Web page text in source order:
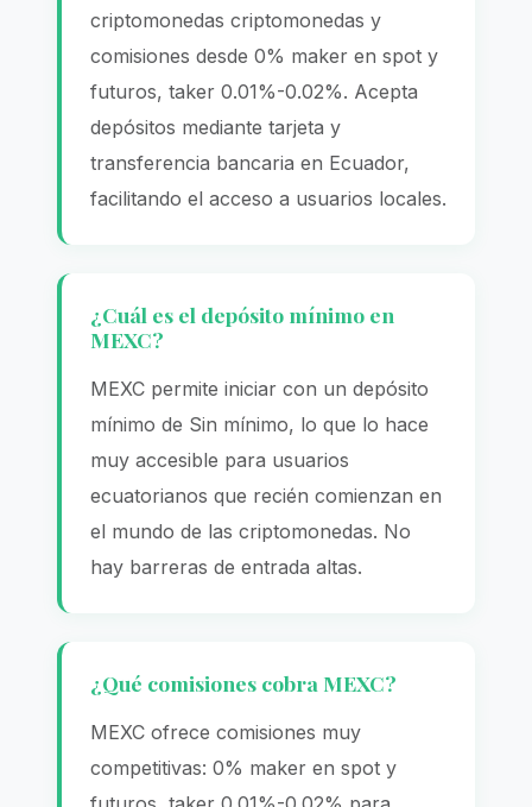
criptomonedas criptomonedas y
comisiones desde 0% maker en spot y
futuros, taker 0.01%-0.02%. Acepta
depósitos mediante tarjeta y
transferencia bancaria en Ecuador,
facilitando el acceso a usuarios locales.
¿Cuál es el depósito mínimo en
MEXC?
MEXC permite iniciar con un depósito
mínimo de Sin mínimo, lo que lo hace
muy accesible para usuarios
ecuatorianos que recién comienzan en
el mundo de las criptomonedas. No
hay barreras de entrada altas.
¿Qué comisiones cobra MEXC?
MEXC ofrece comisiones muy
competitivas: 0% maker en spot y